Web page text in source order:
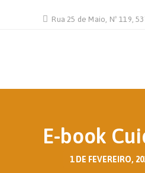
Rua 25 de Maio, Nº 119,
E-book
1 DE FEVEREIRO,